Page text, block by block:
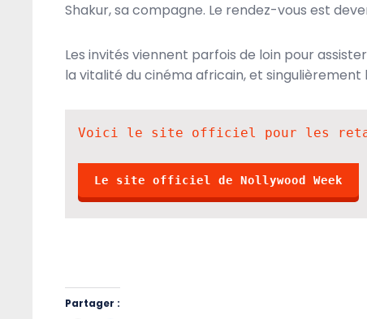
Shakur, sa compagne. Le rendez-vous est
Les invités viennent parfois de loin pour
la vitalité du cinéma africain, et singulièrement
Voici le site officiel pour les
Le site officiel de Nollywood Week
Partager :
5 AOÛT 2020 DIASPORAMIX